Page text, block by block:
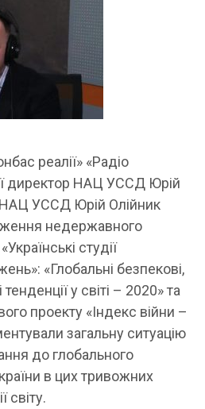
реалії» «Радіо
директор НАЦ УССД Юрій
УССД Юрій Олійник
недержавного
студії
«Глобальні безпекові,
у світі – 2020» та
проекту «Індекс війни –
загальну ситуацію
до глобального
в цих тривожних
світу.